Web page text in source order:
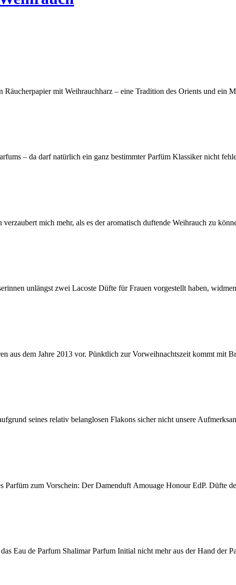
mit Weihrauchharz – eine Tradition des Orients und ein
– da darf natürlich ein ganz bestimmter Parfüm Klassiker nicht
mich mehr, als es der aromatisch duftende Weihrauch zu
unlängst zwei Lacoste Düfte für Frauen vorgestellt haben,
aus dem Jahre 2013 vor. Pünktlich zur Vorweihnachtszeit kommt mit
seines relativ belanglosen Flakons sicher nicht unsere
zum Vorschein: Der Damenduft Amouage Honour EdP. Düfte
Eau de Parfum Shalimar Parfum Initial nicht mehr aus der Hand der